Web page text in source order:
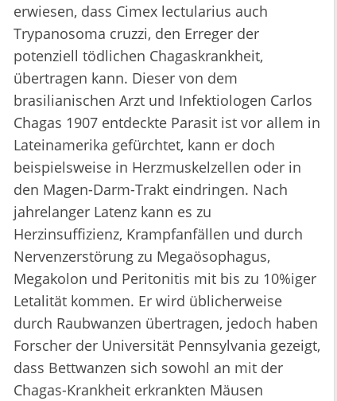
erwiesen, dass Cimex lectularius auch
Trypanosoma cruzzi, den Erreger der
potenziell tödlichen Chagaskrankheit,
übertragen kann. Dieser von dem
brasilianischen Arzt und Infektiologen Carlos
Chagas 1907 entdeckte Parasit ist vor allem in
Lateinamerika gefürchtet, kann er doch
beispielsweise in Herzmuskelzellen oder in
den Magen-Darm-Trakt eindringen. Nach
jahrelanger Latenz kann es zu
Herzinsuffizienz, Krampfanfällen und durch
Nervenzerstörung zu Megaösophagus,
Megakolon und Peritonitis mit bis zu 10%iger
Letalität kommen. Er wird üblicherweise
durch Raubwanzen übertragen, jedoch haben
Forscher der Universität Pennsylvania gezeigt,
dass Bettwanzen sich sowohl an mit der
Chagas-Krankheit erkrankten Mäusen